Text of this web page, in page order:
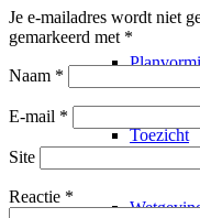
Toezicht
Je e-mailadres wordt niet
gemarkeerd met *
Naam *
E-mail *
Site
Reactie *